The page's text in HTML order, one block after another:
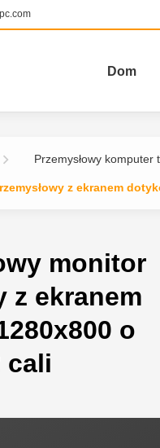
Dom
Przemysłowy
z ekranem
monitor
z ekranem
o
cali